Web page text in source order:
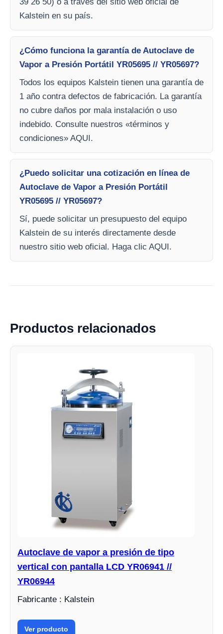
39 26 50) o a través del sitio web oficial de
Kalstein en su país.
¿Cómo funciona la garantía de Autoclave de
Vapor a Presión Portátil YR05695 // YR05697?
Todos los equipos Kalstein tienen una garantía de
1 año contra defectos de fabricación. La garantía
no cubre daños por mala instalación o uso
indebido. Consulte nuestros «términos y
condiciones» AQUI.
¿Puedo solicitar una cotización en línea de
Autoclave de Vapor a Presión Portátil
YR05695 // YR05697?
Sí, puede solicitar un presupuesto del equipo
Kalstein de su interés directamente desde
nuestro sitio web oficial. Haga clic AQUI.
Productos relacionados
Autoclave de vapor a presión de tipo
vertical con pantalla LCD YR06941 //
YR06944
Fabricante : Kalstein
Ver producto